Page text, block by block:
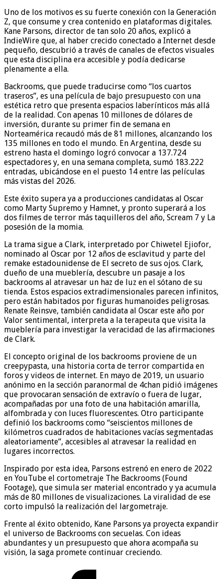
Uno de los motivos es su fuerte conexión con la Generación
Z, que consume y crea contenido en plataformas digitales.
Kane Parsons, director de tan solo 20 años, explicó a
IndieWire que, al haber crecido conectado a Internet desde
pequeño, descubrió a través de canales de efectos visuales
que esta disciplina era accesible y podía dedicarse
plenamente a ella.
Backrooms, que puede traducirse como “los cuartos
traseros”, es una película de bajo presupuesto con una
estética retro que presenta espacios laberínticos más allá
de la realidad. Con apenas 10 millones de dólares de
inversión, durante su primer fin de semana en
Norteamérica recaudó más de 81 millones, alcanzando los
135 millones en todo el mundo. En Argentina, desde su
estreno hasta el domingo logró convocar a 137.724
espectadores y, en una semana completa, sumó 183.222
entradas, ubicándose en el puesto 14 entre las películas
más vistas del 2026.
Este éxito supera ya a producciones candidatas al Oscar
como Marty Supremo y Hamnet, y pronto superará a los
dos filmes de terror más taquilleros del año, Scream 7 y La
posesión de la momia.
La trama sigue a Clark, interpretado por Chiwetel Ejiofor,
nominado al Oscar por 12 años de esclavitud y parte del
remake estadounidense de El secreto de sus ojos. Clark,
dueño de una mueblería, descubre un pasaje a los
backrooms al atravesar un haz de luz en el sótano de su
tienda. Estos espacios extradimensionales parecen infinitos,
pero están habitados por figuras humanoides peligrosas.
Renate Reinsve, también candidata al Oscar este año por
Valor sentimental, interpreta a la terapeuta que visita la
mueblería para investigar la veracidad de las afirmaciones
de Clark.
El concepto original de los backrooms proviene de un
creepypasta, una historia corta de terror compartida en
foros y videos de internet. En mayo de 2019, un usuario
anónimo en la sección paranormal de 4chan pidió imágenes
que provocaran sensación de extravío o fuera de lugar,
acompañadas por una foto de una habitación amarilla,
alfombrada y con luces fluorescentes. Otro participante
definió los backrooms como “seiscientos millones de
kilómetros cuadrados de habitaciones vacías segmentadas
aleatoriamente”, accesibles al atravesar la realidad en
lugares incorrectos.
Inspirado por esta idea, Parsons estrenó en enero de 2022
en YouTube el cortometraje The Backrooms (Found
Footage), que simula ser material encontrado y ya acumula
más de 80 millones de visualizaciones. La viralidad de ese
corto impulsó la realización del largometraje.
Frente al éxito obtenido, Kane Parsons ya proyecta expandir
el universo de Backrooms con secuelas. Con ideas
abundantes y un presupuesto que ahora acompaña su
visión, la saga promete continuar creciendo.